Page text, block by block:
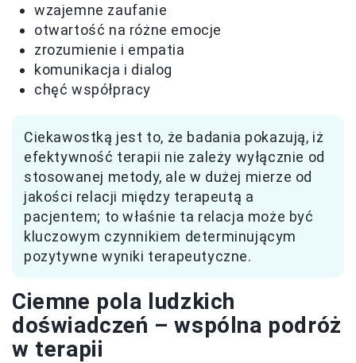
wzajemne zaufanie
otwartość na różne emocje
zrozumienie i empatia
komunikacja i dialog
chęć współpracy
Ciekawostką jest to, że badania pokazują, iż
efektywność terapii nie zależy wyłącznie od
stosowanej metody, ale w dużej mierze od
jakości relacji między terapeutą a
pacjentem; to właśnie ta relacja może być
kluczowym czynnikiem determinującym
pozytywne wyniki terapeutyczne.
Ciemne pola ludzkich
doświadczeń – wspólna podróż
w terapii